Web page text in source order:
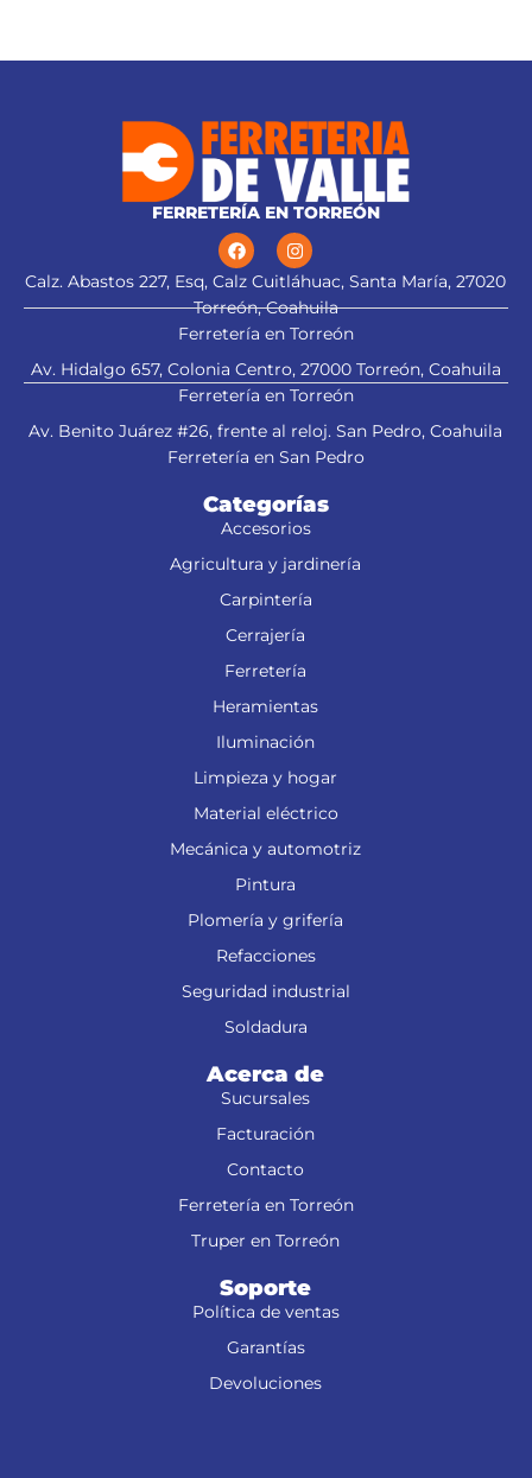
FERRETERÍA EN TORREÓN
Calz. Abastos 227, Esq, Calz Cuitláhuac, Santa María, 27020
Torreón, Coahuila
Ferretería en Torreón
Av. Hidalgo 657, Colonia Centro, 27000 Torreón, Coahuila
Ferretería en Torreón
Av. Benito Juárez #26, frente al reloj. San Pedro, Coahuila
Ferretería en San Pedro
Categorías
Accesorios
Agricultura y jardinería
Carpintería
Cerrajería
Ferretería
Heramientas
Iluminación
Limpieza y hogar
Material eléctrico
Mecánica y automotriz
Pintura
Plomería y grifería
Refacciones
Seguridad industrial
Soldadura
Acerca de
Sucursales
Facturación
Contacto
Ferretería en Torreón
Truper en Torreón
Soporte
Política de ventas
Garantías
Devoluciones